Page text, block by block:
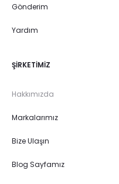
Gönderim
Yardım
ŞIRKETIMIZ
Hakkımızda
Markalarımız
Bize Ulaşın
Blog Sayfamız